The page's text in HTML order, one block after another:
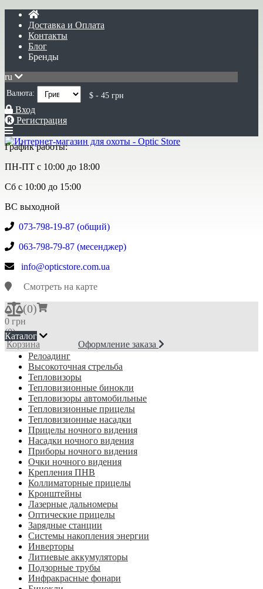
Доставка и Оплата
Контакты
Блог
Бренды
ru
Валюта: $ - 45 грн
Вход
Регистрация
График работы:
ПН-ПТ с 10:00 до 18:00
Сб с 10:00 до 15:00
ВС выходной
073-798-19-87 (общий)
063-798-79-87 (месенджер)
info@opticstore.com.ua
Смотреть на карте
(0)
0 грн
(0)
Корзина
Оформление заказа
Каталог
Релоадинг
Высокоточная стрельба
Тепловизоры
Тепловизионные бинокли
Тепловизоры автомобильные
Тепловизионные прицелы
Тепловизионные насадки
Прицелы ночного видения
Насадки ночного видения
Приборы ночного видения
Очки ночного видения
Крепления ПНВ
Коллиматорные прицелы
Кронштейны
Лазерные дальномеры
Оптические прицелы
Зарядные станции
Системы накопления энергии
Инверторы
Литиевые аккумуляторы
Подзорные трубы
Инфракрасные фонари